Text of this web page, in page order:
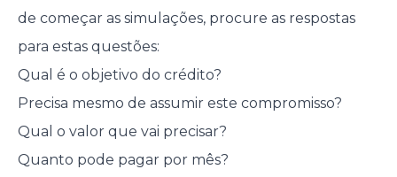
de começar as simulações, procure as respostas
para estas questões:
Qual é o objetivo do crédito?
Precisa mesmo de assumir este compromisso?
Qual o valor que vai precisar?
Quanto pode pagar por mês?